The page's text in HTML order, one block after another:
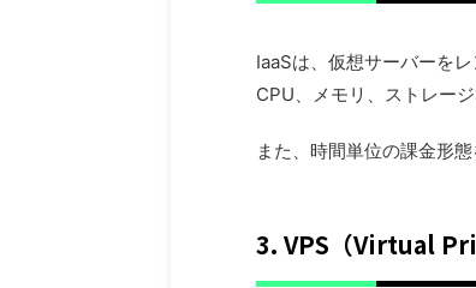
IaaSは、仮想サーバーを
CPU、メモリ、ストレー
また、時間単位の課金形
3. VPS（Virtual